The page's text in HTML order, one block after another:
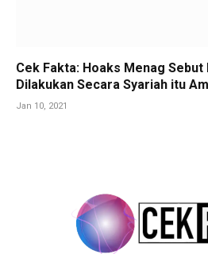
Cek Fakta: Hoaks Menag Sebut
Dilakukan Secara Syariah itu
Jan 10, 2021